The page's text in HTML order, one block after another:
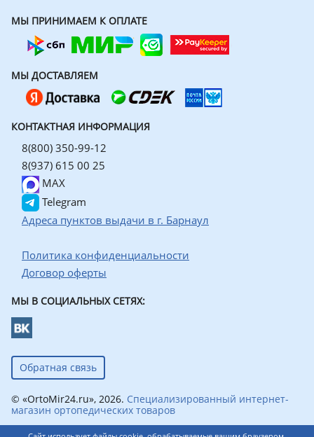
МЫ ПРИНИМАЕМ К ОПЛАТЕ
МЫ ДОСТАВЛЯЕМ
КОНТАКТНАЯ ИНФОРМАЦИЯ
8(800) 350-99-12
8(937) 615 00 25
MAX
Telegram
Адреса пунктов выдачи в г. Барнаул
Политика конфиденциальности
Договор оферты
МЫ В СОЦИАЛЬНЫХ СЕТЯХ:
Обратная связь
© «OrtoMir24.ru», 2026. Специализированный интернет-
магазин ортопедических товаров